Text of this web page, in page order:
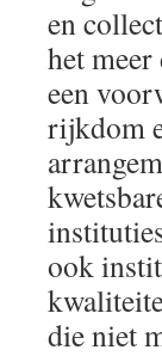
en
het
een
rijkdom
ook
die niet